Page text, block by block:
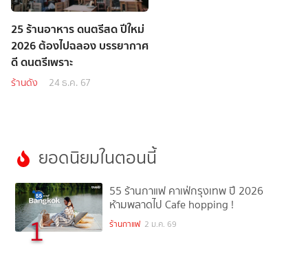
25 ร้านอาหาร ดนตรีสด ปีใหม่
2026 ต้องไปฉลอง บรรยากาศ
ดี ดนตรีเพราะ
ร้านดัง 24 ธ.ค. 67
ยอดนิยมในตอนนี้
1
55 ร้านกาแฟ คาเฟ่กรุงเทพ ปี 2026
ห้ามพลาดไป Cafe hopping !
ร้านกาแฟ 2 ม.ค. 69